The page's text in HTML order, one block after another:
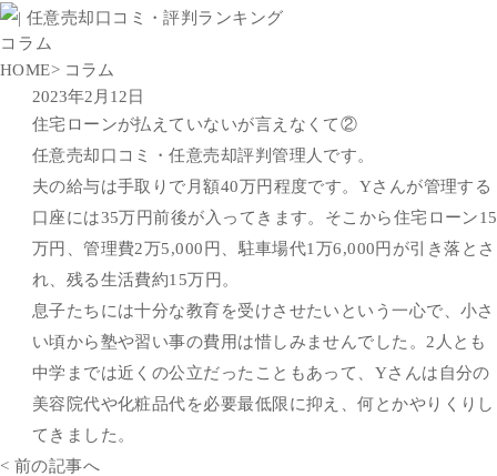
コラム
HOME> コラム
2023年2月12日
住宅ローンが払えていないが言えなくて②
任意売却口コミ・任意売却評判管理人です。
夫の給与は手取りで月額40万円程度です。Yさんが管理する
口座には35万円前後が入ってきます。そこから住宅ローン15
万円、管理費2万5,000円、駐車場代1万6,000円が引き落とさ
れ、残る生活費約15万円。
息子たちには十分な教育を受けさせたいという一心で、小さ
い頃から塾や習い事の費用は惜しみませんでした。2人とも
中学までは近くの公立だったこともあって、Yさんは自分の
美容院代や化粧品代を必要最低限に抑え、何とかやりくりし
てきました。
< 前の記事へ